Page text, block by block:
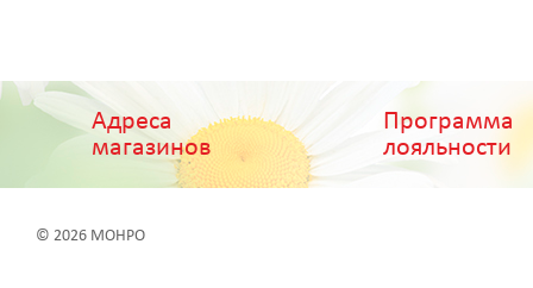
Адреса
магазинов
Программа
лояльности
© 2026 МОНРО